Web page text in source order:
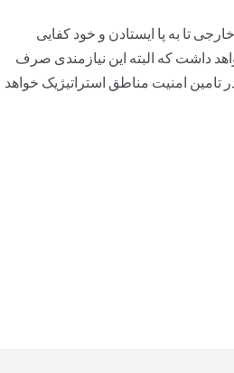
تا به پا ایستادن و خود کفایی
داشت که البته این نیازمندی صرف
تامین امنیت مناطق استراتیژیک خواهد